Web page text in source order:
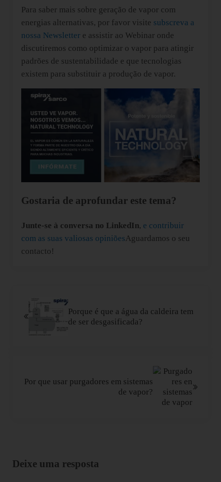
Para saber mais sobre geração de vapor com
energias alternativas, por favor visite subscreva a
nossa Newslettere assistir ao Webinar onde
discutiremos como optimizar o vapor para atingir
padrões de sustentabilidade e que tecnologias
existem para substituir a produção de vapor.
Gostaria de aprofundar este tema?
Junte-se à conversa no LinkedIn, e contribuir
com as suas valiosas opiniõesAguardamos o seu
contacto!
Porque é que a água da caldeira tem
de ser desgasificada?
Por que usar purgadores em sistemas
de vapor?
Deixe uma resposta